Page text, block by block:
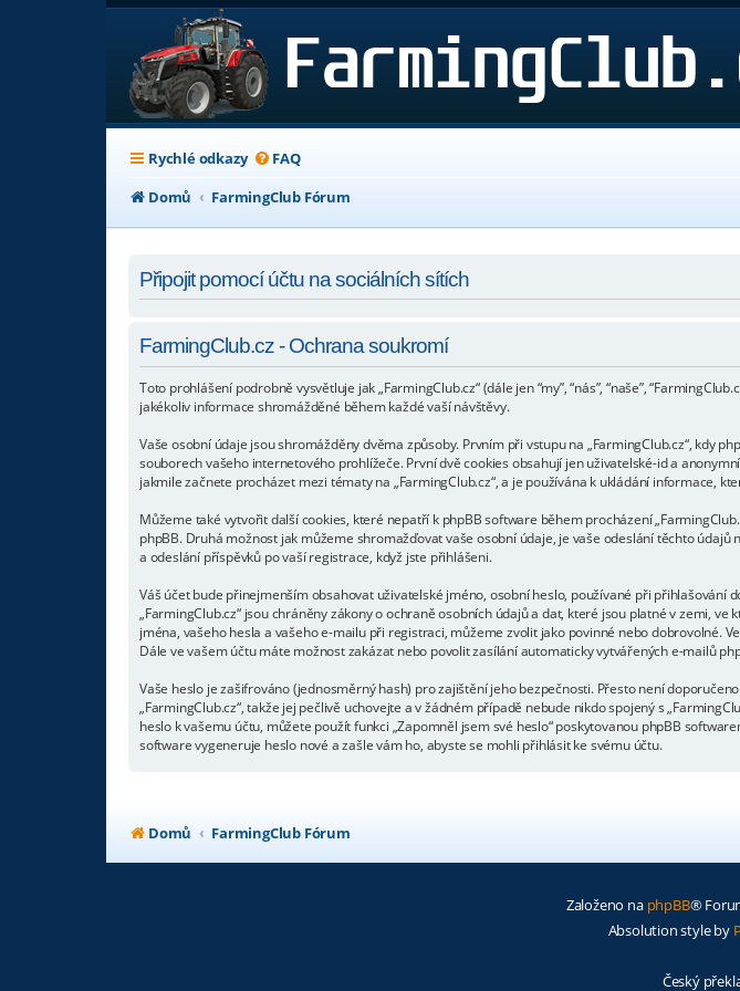
Rychlé odkazy FAQ
Domů
FarmingClub Fórum
Připojit pomocí účtu na sociálních sítích
FarmingClub.cz - Ochrana soukromí
Toto prohlášení podrobně vysvětluje jak „FarmingClub.cz“ (dále jen “my”, “nás”, “naše”,
jakékoliv informace shromážděné během každé vaší návštěvy.
Vaše osobní údaje jsou shromážděny dvěma způsoby. Prvním při vstupu na „FarmingClub.cz“, kdy
souborech vašeho internetového prohlížeče. První dvě cookies obsahují jen uživatelské-id a
jakmile začnete procházet mezi tématy na „FarmingClub.cz“, a je používána k ukládání informace,
Můžeme také vytvořit další cookies, které nepatří k phpBB software během procházení
phpBB. Druhá možnost jak můžeme shromažďovat vaše osobní údaje, je vaše odeslání těchto
a odeslání příspěvků po vaší registrace, když jste přihlášeni.
Váš účet bude přinejmenším obsahovat uživatelské jméno, osobní heslo, používané při přihlašování
„FarmingClub.cz“ jsou chráněny zákony o ochraně osobních údajů a dat, které jsou platné v zemi,
jména, vašeho hesla a vašeho e-mailu při registraci, můžeme zvolit jako povinné nebo
Dále ve vašem účtu máte možnost zakázat nebo povolit zasílání automaticky vytvářených e-mailů
Vaše heslo je zašifrováno (jednosměrný hash) pro zajištění jeho bezpečnosti. Přesto není
„FarmingClub.cz“, takže jej pečlivě uchovejte a v žádném případě nebude nikdo spojený s
heslo k vašemu účtu, můžete použít funkci „Zapomněl jsem své heslo“ poskytovanou phpBB
software vygeneruje heslo nové a zašle vám ho, abyste se mohli přihlásit ke svému účtu.
Domů FarmingClub Fórum
Založeno na phpBB®
Absolution style by
Český